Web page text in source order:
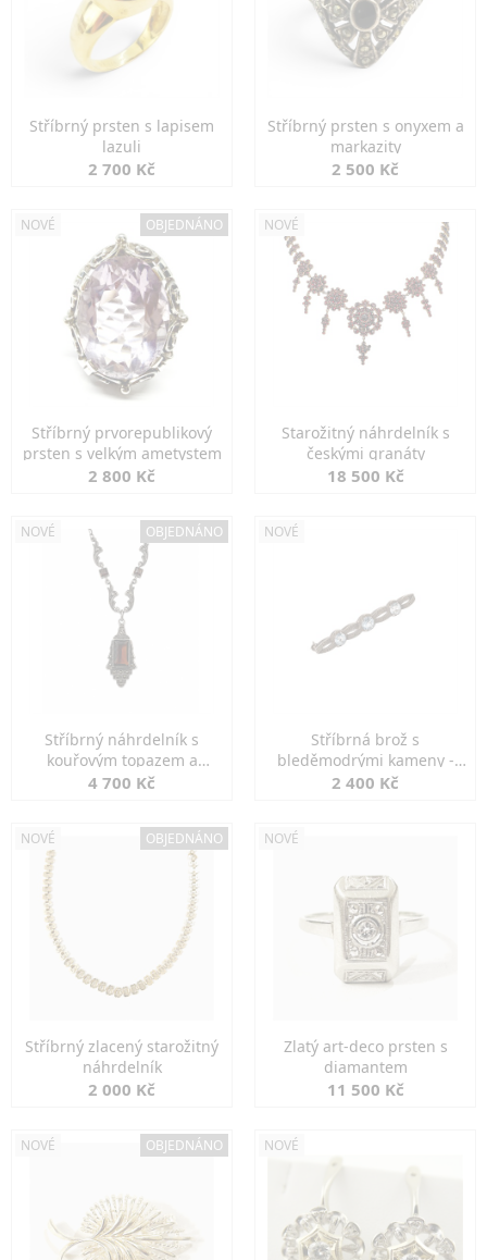
Stříbrný prsten s lapisem
lazuli
2 700 Kč
Stříbrný prsten s onyxem a
markazity
2 500 Kč
NOVÉ OBJEDNÁNO
Stříbrný prvorepublikový
prsten s velkým ametystem
2 800 Kč
NOVÉ
Starožitný náhrdelník s
českými granáty
18 500 Kč
NOVÉ OBJEDNÁNO
Stříbrný náhrdelník s
kouřovým topazem a
markazity
4 700 Kč
NOVÉ
Stříbrná brož s
bleděmodrými kameny -
jemná elegance
2 400 Kč
NOVÉ OBJEDNÁNO
Stříbrný zlacený starožitný
náhrdelník
2 000 Kč
NOVÉ
Zlatý art-deco prsten s
diamantem
11 500 Kč
NOVÉ OBJEDNÁNO NOVÉ